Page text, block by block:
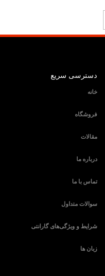
دسترسی سریع
خانه
فروشگاه
مقالات
درباره ما
تماس با ما
سوالات متداول
شرایط و ویژگی‌های گارانتی
زبان ها